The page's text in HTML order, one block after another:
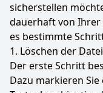
sicherstellen
dauerhaft von
es bestimmte
1. Löschen der Datei
Der erste Schritt
Dazu markieren